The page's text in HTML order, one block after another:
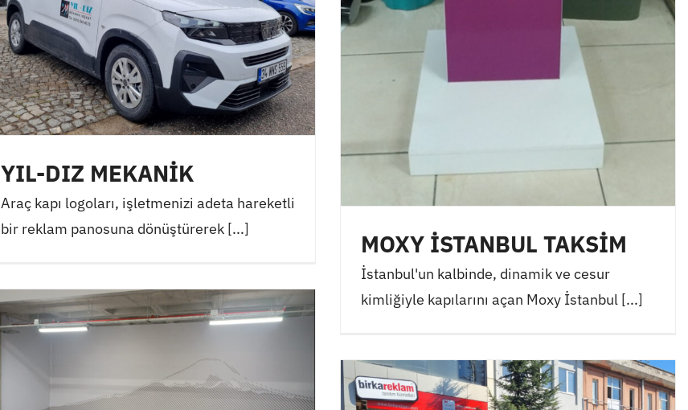
MOXY İSTANBUL TAKSİM
İstanbul'un kalbinde, dinamik ve cesur
kimliğiyle kapılarını açan Moxy İstanbul [...]
YIL-DIZ MEKANİK
Araç kapı logoları, işletmenizi adeta hareketli
bir reklam panosuna dönüştürerek [...]